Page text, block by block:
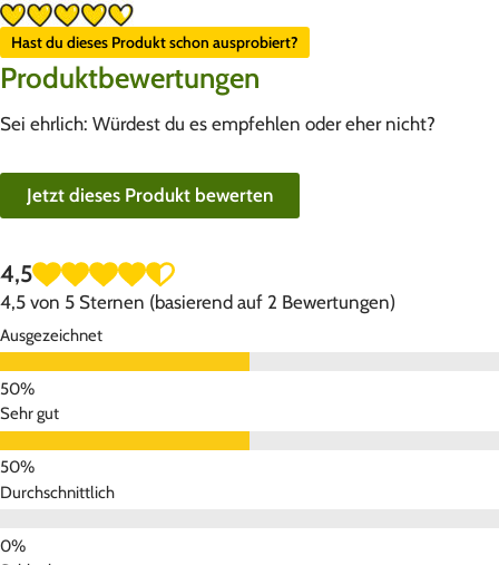
Hast du dieses Produkt schon ausprobiert?
Produktbewertungen
Sei ehrlich: Würdest du es empfehlen oder eher nicht?
Jetzt dieses Produkt bewerten
4,5
4,5 von 5 Sternen (basierend auf 2 Bewertungen)
Ausgezeichnet
Sehr gut
Durchschnittlich